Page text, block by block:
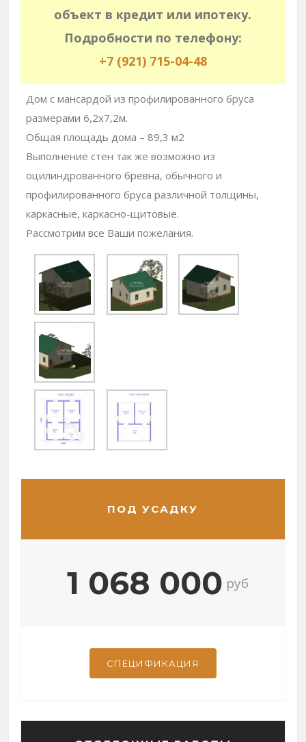
объект в кредит или ипотеку.
Подробности по телефону:
+7 (921) 715-04-48
Дом с мансардой из профилированного бруса
размерами 6,2х7,2м.
Общая площадь дома – 89,3 м2
Выполнение стен так же возможно из
оцилиндрованного бревна, обычного и
профилированного бруса различной толщины,
каркасные, каркасно-щитовые.
Рассмотрим все Ваши пожелания.
ПОД УСАДКУ
1 068 000 руб
СПЕЦИФИКАЦИЯ